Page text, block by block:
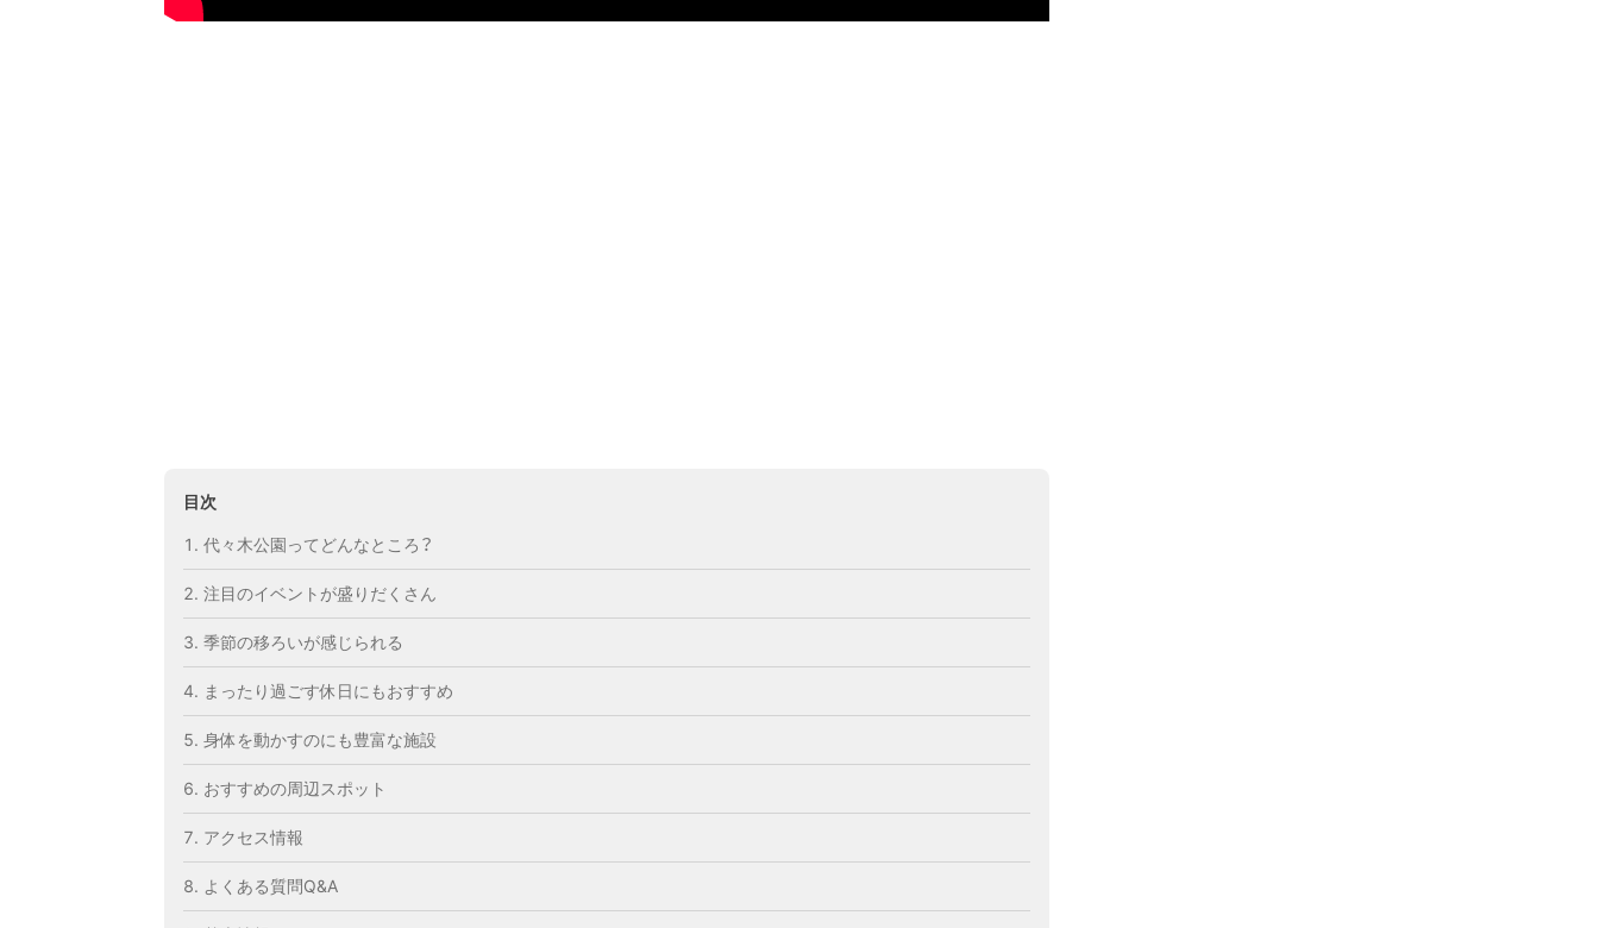
目次
代々木公園ってどんなところ？
注目のイベントが盛りだくさん
季節の移ろいが感じられる
まったり過ごす休日にもおすすめ
身体を動かすのにも豊富な施設
おすすめの周辺スポット
アクセス情報
よくある質問Q&A